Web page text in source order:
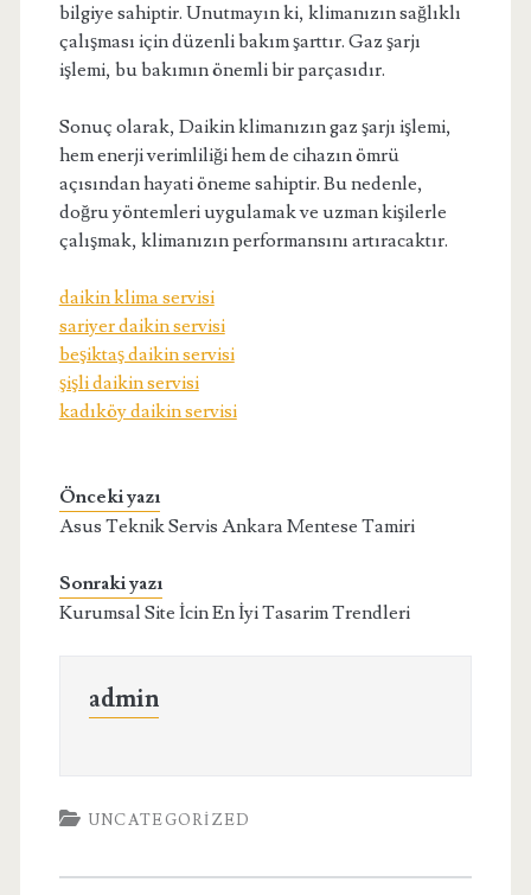
bilgiye sahiptir. Unutmayın ki, klimanızın sağlıklı
çalışması için düzenli bakım şarttır. Gaz şarjı
işlemi, bu bakımın önemli bir parçasıdır.
Sonuç olarak, Daikin klimanızın gaz şarjı işlemi,
hem enerji verimliliği hem de cihazın ömrü
açısından hayati öneme sahiptir. Bu nedenle,
doğru yöntemleri uygulamak ve uzman kişilerle
çalışmak, klimanızın performansını artıracaktır.
daikin klima servisi
sariyer daikin servisi
beşiktaş daikin servisi
şişli daikin servisi
kadıköy daikin servisi
Önceki yazı
Asus Teknik Servis Ankara Mentese Tamiri
Sonraki yazı
Kurumsal Site İcin En İyi Tasarim Trendleri
admin
UNCATEGORIZED